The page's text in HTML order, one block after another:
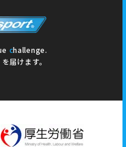
challenge.
届けます。